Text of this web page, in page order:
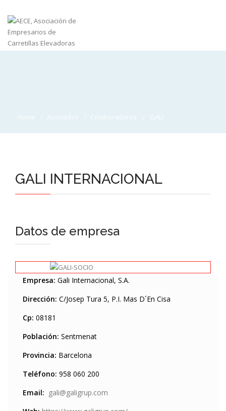
Home Asociados Colaboradores GALI
GALI INTERNACIONAL
Datos de empresa
Empresa: Gali Internacional, S.A.
Dirección: C/Josep Tura 5, P.I. Mas D´En Cisa
Cp: 08181
Población: Sentmenat
Provincia: Barcelona
Teléfono: 958 060 200
Email: gali@galigrup.com